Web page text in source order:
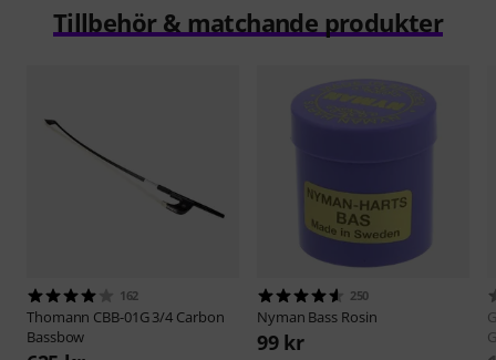
Tillbehör & matchande produkter
162
Thomann CBB-01G 3/4 Carbon
Bassbow
250
Nyman Bass Rosin
99 kr